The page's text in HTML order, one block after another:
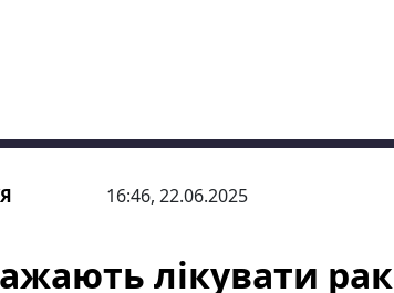
16:46, 22.06.2025
лікувати рак